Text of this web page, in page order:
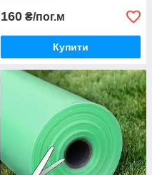
160 ₴/пог.м
Купити